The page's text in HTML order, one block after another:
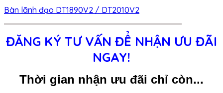
Bàn lãnh đạo DT1890V2 / DT2010V2
ĐĂNG KÝ TƯ VẤN ĐỂ NHẬN ƯU ĐÃI
NGAY!
Thời gian nhận ưu đãi chỉ còn...